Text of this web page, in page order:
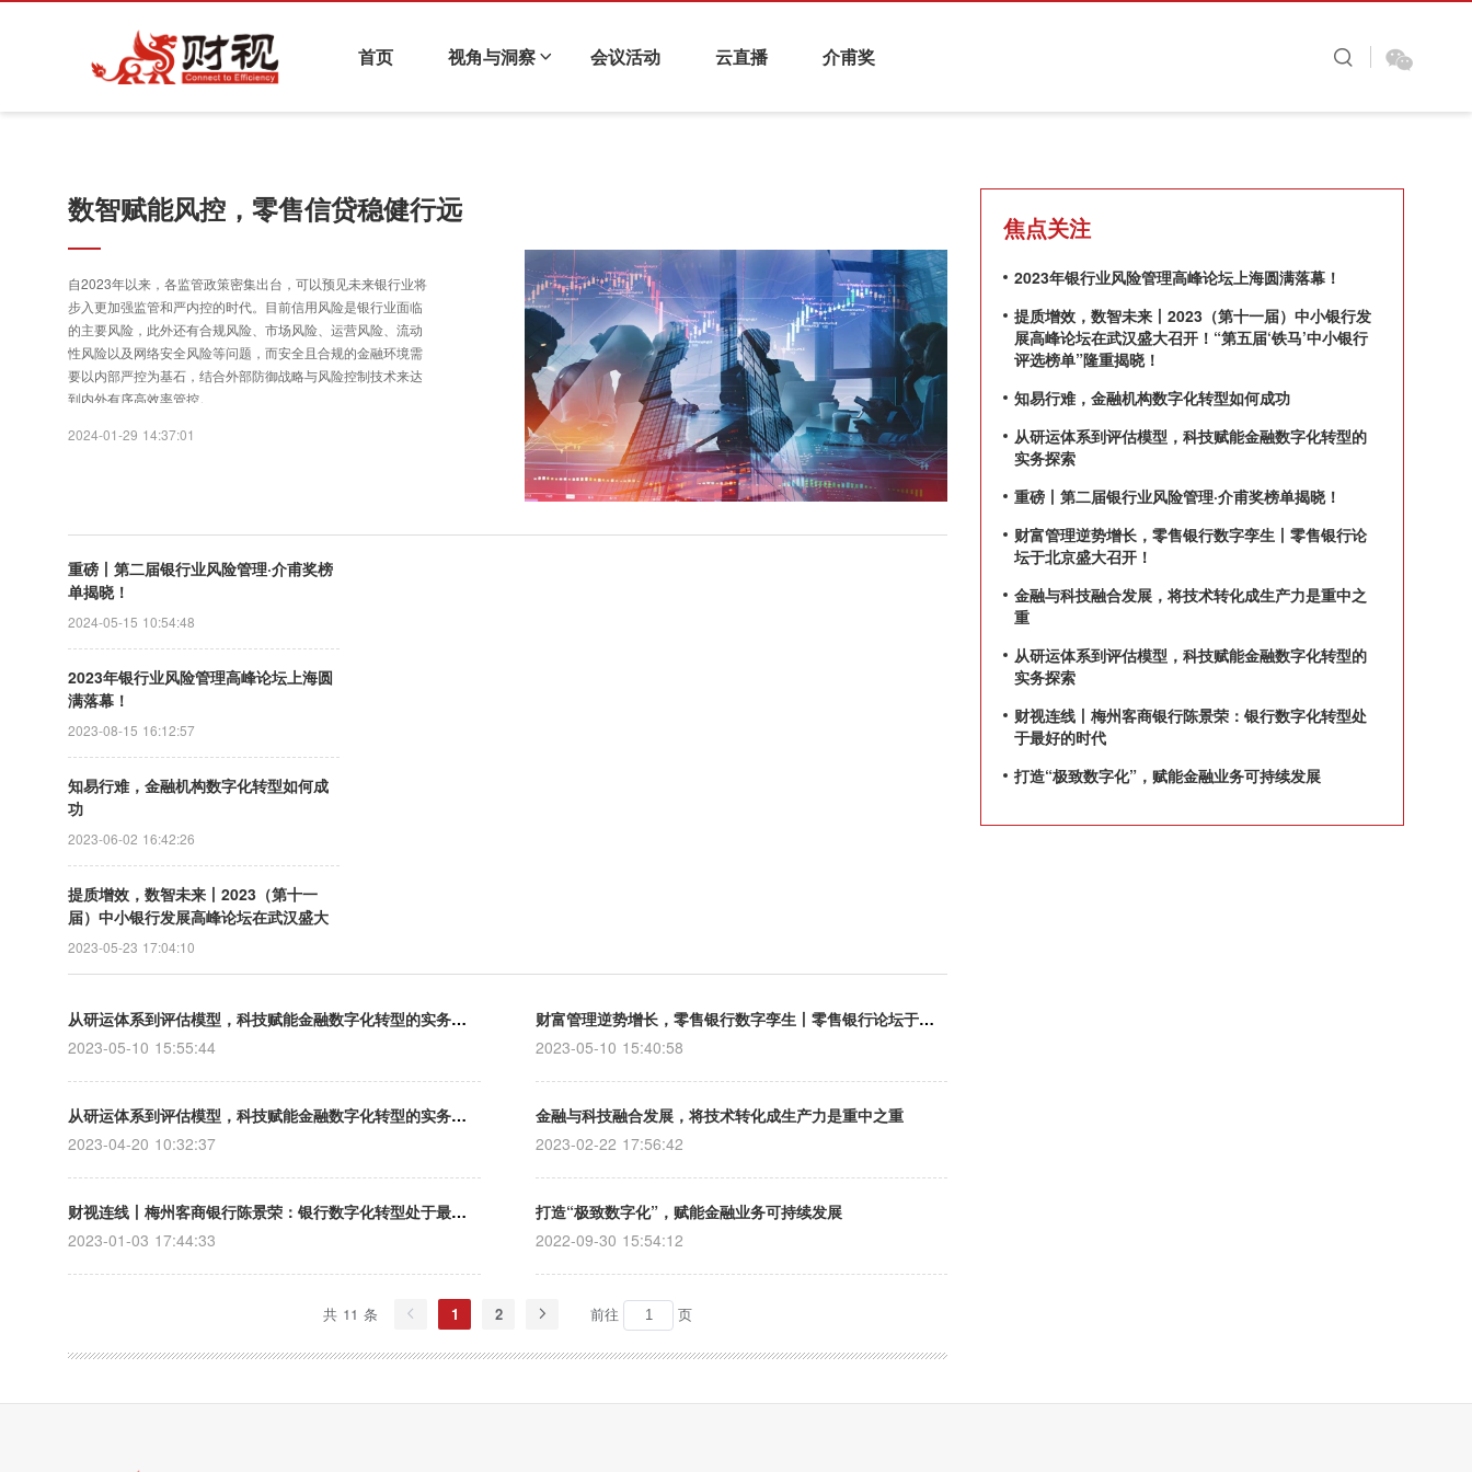
首页 视角与洞察 会议活动 云直播 介甫奖
财视系列活动
数智赋能风控，零售信贷稳健行远
自2023年以来，各监管政策密集出台，可以预见未来银行业将
步入更加强监管和严内控的时代。目前信用风险是银行业面临
的主要风险，此外还有合规风险、市场风险、运营风险、流动
性风险以及网络安全风险等问题，而安全且合规的金融环境需
要以内部严控为基石，结合外部防御战略与风险控制技术来达
到内外有序高效率管控。
2024-01-29 14:37:01
重磅丨第二届银行业风险管理·介甫奖榜
单揭晓！
2024-05-15 10:54:48
2023年银行业风险管理高峰论坛上海圆
满落幕！
2023-08-15 16:12:57
知易行难，金融机构数字化转型如何成
功
2023-06-02 16:42:26
提质增效，数智未来丨2023（第十一
届）中小银行发展高峰论坛在武汉盛大
召开！“第五届‘铁马’中小银行评选榜
2023-05-23 17:04:10
从研运体系到评估模型，科技赋能金融数字化转型的实务探索
2023-05-10 15:55:44
财富管理逆势增长，零售银行数字孪生丨零售银行论坛于北京盛大召开！
2023-05-10 15:40:58
从研运体系到评估模型，科技赋能金融数字化转型的实务探索
2023-04-20 10:32:37
金融与科技融合发展，将技术转化成生产力是重中之重
2023-02-22 17:56:42
财视连线丨梅州客商银行陈景荣：银行数字化转型处于最好的时代
2023-01-03 17:44:33
打造“极致数字化”，赋能金融业务可持续发展
2022-09-30 15:54:12
共 11 条 1 2 前往 页
焦点关注
2023年银行业风险管理高峰论坛上海圆满落幕！
提质增效，数智未来丨2023（第十一届）中小银行发
展高峰论坛在武汉盛大召开！“第五届‘铁马’中小银行
评选榜单”隆重揭晓！
知易行难，金融机构数字化转型如何成功
从研运体系到评估模型，科技赋能金融数字化转型的
实务探索
重磅丨第二届银行业风险管理·介甫奖榜单揭晓！
财富管理逆势增长，零售银行数字孪生丨零售银行论
坛于北京盛大召开！
金融与科技融合发展，将技术转化成生产力是重中之
重
从研运体系到评估模型，科技赋能金融数字化转型的
实务探索
财视连线丨梅州客商银行陈景荣：银行数字化转型处
于最好的时代
打造“极致数字化”，赋能金融业务可持续发展